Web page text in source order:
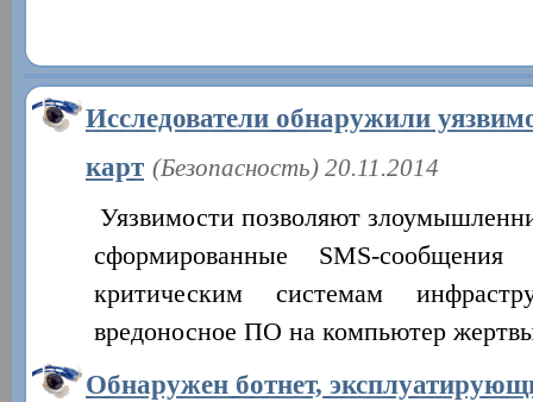
Исследователи обнаружили
карт (Безопасность) 20.11.2014
Уязвимости позволяют
сформированные SMS-
критическим системам
вредоносное ПО на компьютер
Обнаружен ботнет,